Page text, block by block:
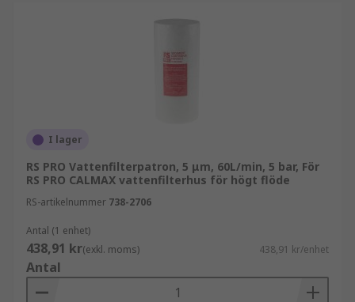
I lager
RS PRO Vattenfilterpatron, 5 μm, 60L/min, 5 bar, För
RS PRO CALMAX vattenfilterhus för högt flöde
RS-artikelnummer 738-2706
Antal (1 enhet)
438,91 kr(exkl. moms) 438,91 kr/enhet
Antal